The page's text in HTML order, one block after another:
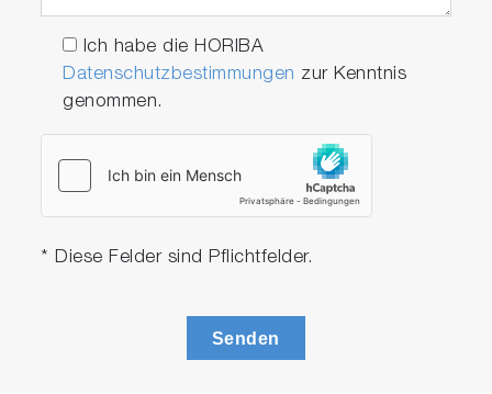
Ich habe die HORIBA
Datenschutzbestimmungen zur Kenntnis
genommen.
* Diese Felder sind Pflichtfelder.
Senden